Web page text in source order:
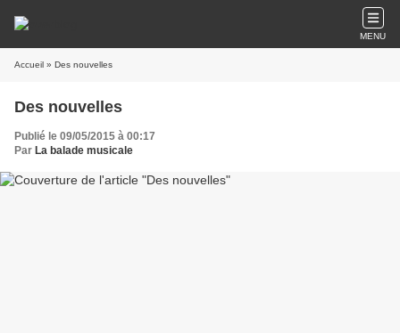
MENU
Accueil » Des nouvelles
Des nouvelles
Publié le 09/05/2015 à 00:17
Par La balade musicale